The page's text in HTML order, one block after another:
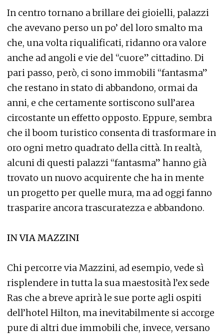
In centro tornano a brillare dei gioielli, palazzi
che avevano perso un po’ del loro smalto ma
che, una volta riqualificati, ridanno ora valore
anche ad angoli e vie del “cuore” cittadino. Di
pari passo, però, ci sono immobili “fantasma”
che restano in stato di abbandono, ormai da
anni, e che certamente sortiscono sull’area
circostante un effetto opposto. Eppure, sembra
che il boom turistico consenta di trasformare in
oro ogni metro quadrato della città. In realtà,
alcuni di questi palazzi “fantasma” hanno già
trovato un nuovo acquirente che ha in mente
un progetto per quelle mura, ma ad oggi fanno
trasparire ancora trascuratezza e abbandono.
IN VIA MAZZINI
Chi percorre via Mazzini, ad esempio, vede sì
risplendere in tutta la sua maestosità l’ex sede
Ras che a breve aprirà le sue porte agli ospiti
dell’hotel Hilton, ma inevitabilmente si accorge
pure di altri due immobili che, invece, versano